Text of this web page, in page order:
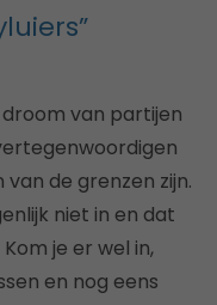
van partijen
de grenzen zijn.
niet in en dat
je er wel in,
en nog eens